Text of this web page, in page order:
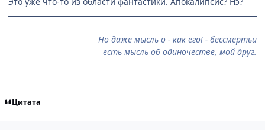
Но даже мысль о - как его! - бессмертьи
есть мысль об одиночестве, мой друг.
Цитата